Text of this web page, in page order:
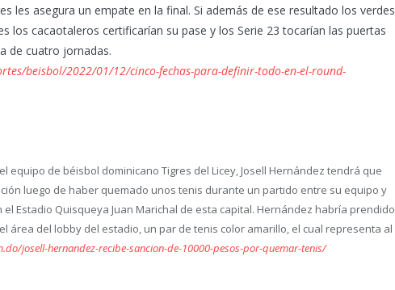
les asegura un empate en la final. Si además de ese resultado los verdes
los cacaotaleros certificarían su pase y los Serie 23 tocarían las puertas
de cuatro jornadas.
beisbol/2022/01/12/cinco-fechas-para-definir-todo-en-el-round-
equipo de béisbol dominicano Tigres del Licey, Josell Hernández tendrá que
luego de haber quemado unos tenis durante un partido entre su equipo y
Estadio Quisqueya Juan Marichal de esta capital. Hernández habría prendido
área del lobby del estadio, un par de tenis color amarillo, el cual representa al
josell-hernandez-recibe-sancion-de-10000-pesos-por-quemar-tenis/